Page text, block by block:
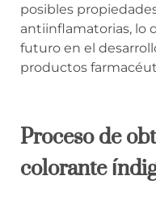
posibles
antiinflamatorias, lo
futuro en el
productos
Proceso de
colorante